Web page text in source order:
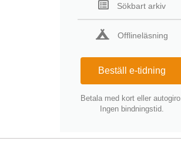
Sökbart arkiv
Offlineläsning
Beställ e-tidning
Betala med kort eller autogiro.
Ingen bindningstid.